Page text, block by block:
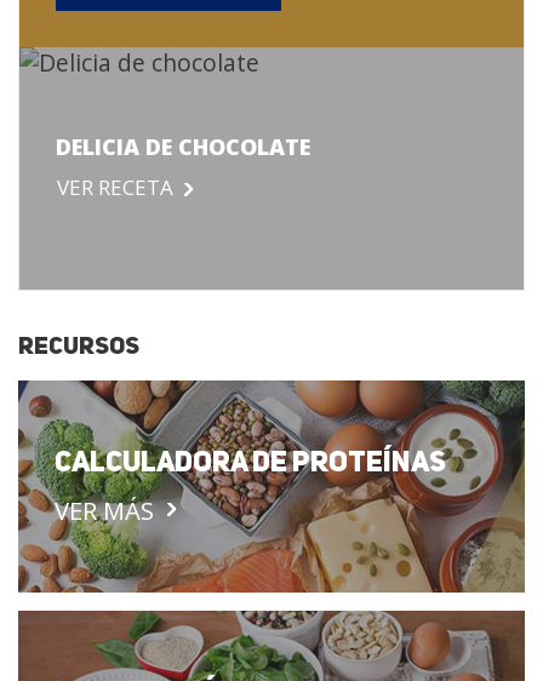
DELICIA DE CHOCOLATE
VER RECETA
RECURSOS
CALCULADORA DE PROTEÍNAS
VER MÁS